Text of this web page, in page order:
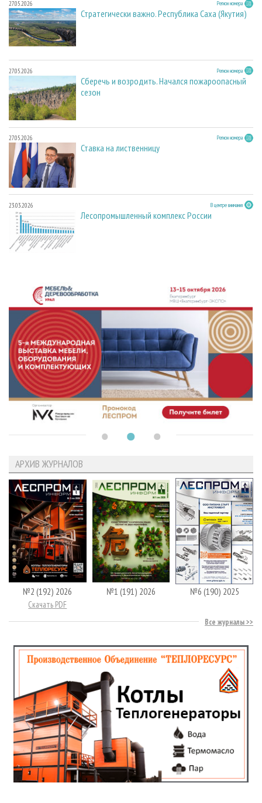
27.05.2026 Регион номера
Стратегически важно. Республика Саха (Якутия)
27.05.2026 Регион номера
Сберечь и возродить. Начался пожароопасный
сезон
27.05.2026 Регион номера
Ставка на лиственницу
23.03.2026 В центре внимания
Лесопромышленный комплекс России
АРХИВ ЖУРНАЛОВ
№2 (192) 2026
Скачать PDF
№1 (191) 2026 №6 (190) 2025
Все журналы